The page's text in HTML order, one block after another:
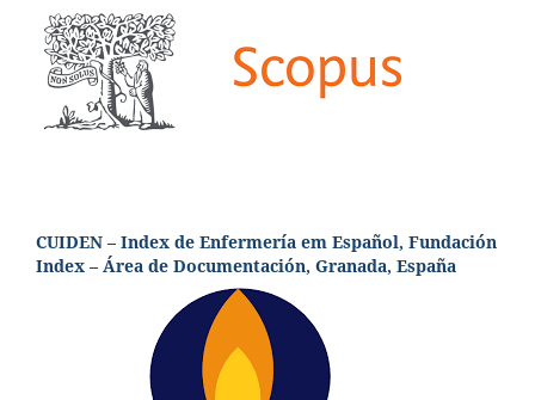
CUIDEN – Index de Enfermería em Español, Fundación
Index – Área de Documentación, Granada, España